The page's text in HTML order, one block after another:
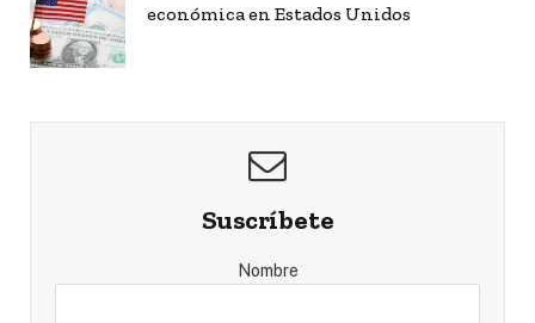
económica en Estados Unidos
Suscríbete
Nombre